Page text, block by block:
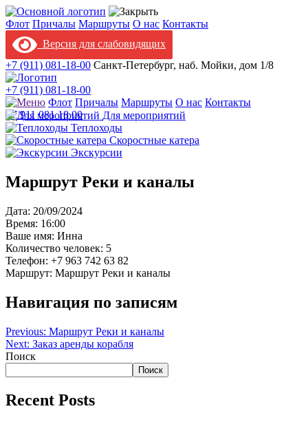
Флот Причалы Маршруты О нас Контакты
Версия для слабовидящих
+7 (911) 081-18-00 Санкт-Петербург, наб. Мойки, дом 1/8
+7 (911) 081-18-00
Флот Причалы Маршруты О нас Контакты
+7 911 081 18 00
Для мероприятий
Теплоходы
Скоростные катера
Экскурсии
Маршрут Реки и каналы
Дата: 20/09/2024
Время: 16:00
Ваше имя: Инна
Количество человек: 5
Телефон: +7 963 742 63 82
Маршрут: Маршрут Реки и каналы
Навигация по записям
Previous: Маршрут Реки и каналы
Next: Заказ аренды корабля
Поиск
Поиск
Recent Posts